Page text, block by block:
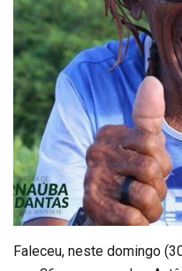
Faleceu, neste domingo